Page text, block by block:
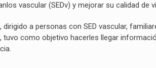
vascular (SEDv) y mejorar su calidad de
dirigido a personas con SED vascular,
tuvo como objetivo hacerles llegar